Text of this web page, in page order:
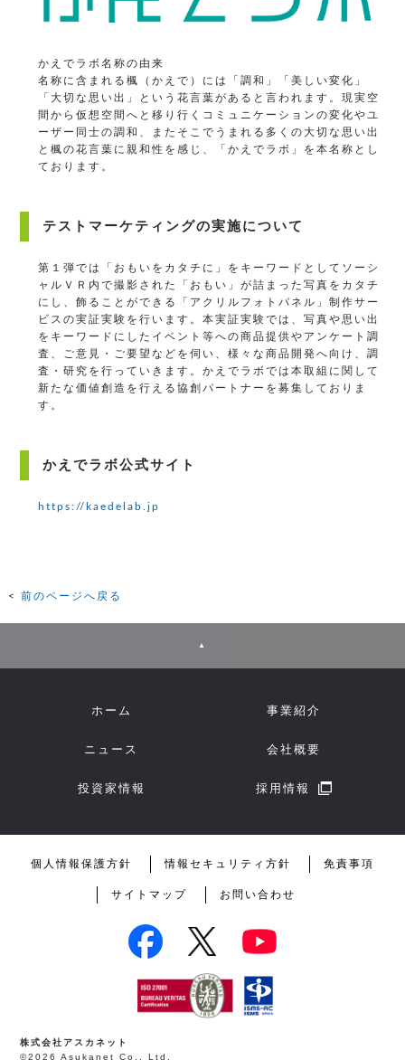
かえでラボ名称の由来
名称に含まれる楓（かえで）には「調和」「美しい変化」
「大切な思い出」という花言葉があると言われます。現実空
間から仮想空間へと移り行くコミュニケーションの変化やユ
ーザー同士の調和、またそこでうまれる多くの大切な思い出
と楓の花言葉に親和性を感じ、「かえでラボ」を本名称とし
ております。
テストマーケティングの実施について
第１弾では「おもいをカタチに」をキーワードとしてソーシ
ャルＶＲ内で撮影された「おもい」が詰まった写真をカタチ
にし、飾ることができる「アクリルフォトパネル」制作サー
ビスの実証実験を行います。本実証実験では、写真や思い出
をキーワードにしたイベント等への商品提供やアンケート調
査、ご意見・ご要望などを伺い、様々な商品開発へ向け、調
査・研究を行っていきます。かえでラボでは本取組に関して
新たな価値創造を行える協創パートナーを募集しておりま
す。
かえでラボ公式サイト
https://kaedelab.jp
前のページへ戻る
▲
ホーム 事業紹介
ニュース 会社概要
投資家情報 採用情報
個人情報保護方針 情報セキュリティ方針 免責事項
サイトマップ お問い合わせ
株式会社アスカネット
©2026 Asukanet Co., Ltd.